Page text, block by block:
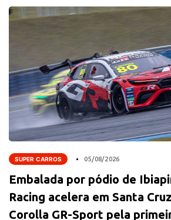
SUPER CARROS 05/08/2026
Embalada por pódio de
Racing acelera em Santa
Corolla GR-Sport pela